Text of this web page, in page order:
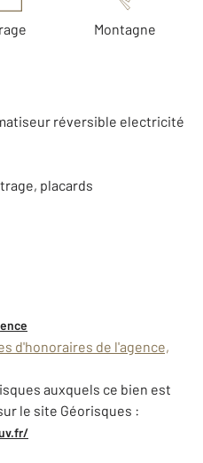
Montagne
réversible electricité
placards
d'honoraires de l'agence,
auxquels ce bien est
le site Géorisques :